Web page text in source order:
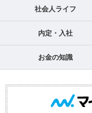
社会人ライフ
内定・入社
お金の知識